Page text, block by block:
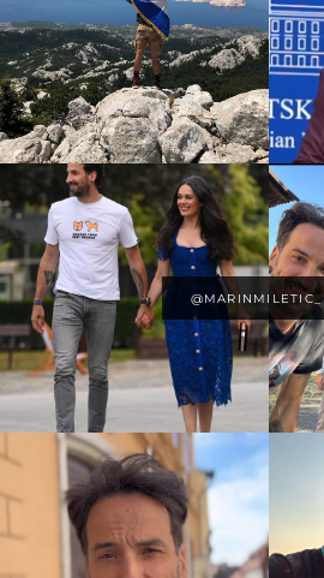
@MARINMILETIC_